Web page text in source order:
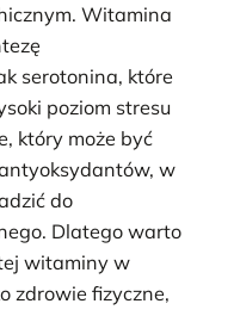
Witamina
serotonina, które
poziom stresu
który może być
w
do
Dlatego warto
witaminy w
zdrowie fizyczne,